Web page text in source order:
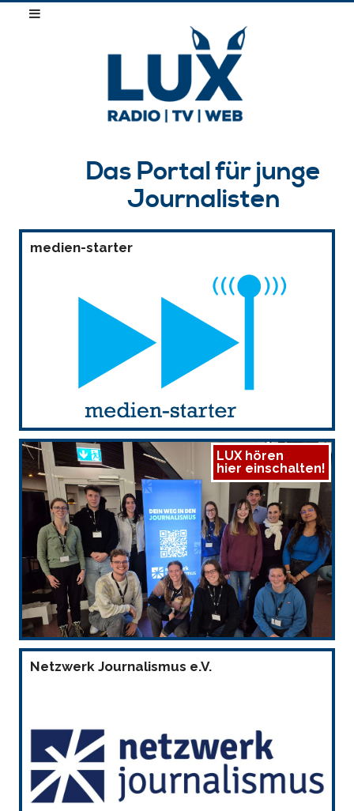
Das Portal für junge
Journalisten
medien-starter
LUX hören
hier einschalten!
Netzwerk Journalismus e.V.